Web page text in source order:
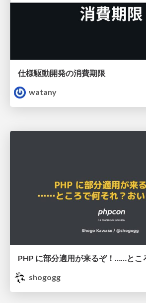
仕様駆動開発の消費期限
watany
shogogg